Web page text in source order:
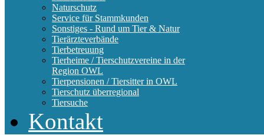
Naturschutz
Service für Stammkunden
Sonstiges - Rund um Tier & Natur
Tierärzteverbände
Tierbetreuung
Tierheime / Tierschutzvereine in der
Region OWL
Tierpensionen / Tiersitter in OWL
Tierschutz überregional
Tiersuche
Kontakt